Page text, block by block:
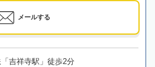
メールする
吉祥寺駅」徒歩2分